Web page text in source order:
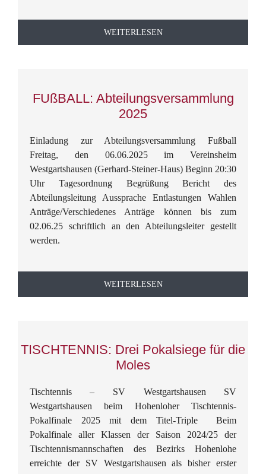
WEITERLESEN
FUßBALL: Abteilungsversammlung
2025
Einladung zur Abteilungsversammlung Fußball
Freitag, den 06.06.2025 im Vereinsheim
Westgartshausen (Gerhard-Steiner-Haus) Beginn 20:30
Uhr Tagesordnung Begrüßung Bericht des
Abteilungsleitung Aussprache Entlastungen Wahlen
Anträge/Verschiedenes Anträge können bis zum
02.06.25 schriftlich an den Abteilungsleiter gestellt
werden.
WEITERLESEN
TISCHTENNIS: Drei Pokalsiege für die
Moles
Tischtennis – SV Westgartshausen SV
Westgartshausen beim Hohenloher Tischtennis-
Pokalfinale 2025 mit dem Titel-Triple Beim
Pokalfinale aller Klassen der Saison 2024/25 der
Tischtennismannschaften des Bezirks Hohenlohe
erreichte der SV Westgartshausen als bisher erster